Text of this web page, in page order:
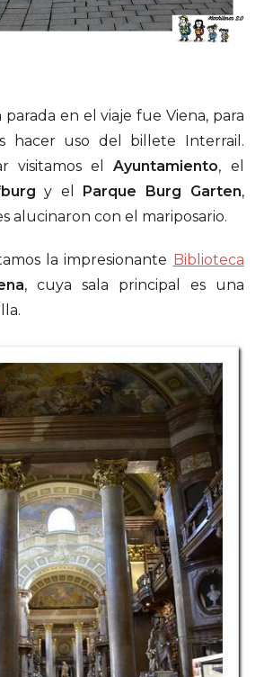
en el viaje fue Viena, para
hacer uso del billete Interrail.
visitamos elAyuntamiento, el
y el Parque Burg Garten,
alucinaron con el mariposario.
la impresionante Biblioteca
, cuya sala principal es una